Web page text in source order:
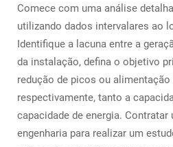
Comece com uma análise
utilizando dados intervalares ao
Identifique a lacuna entre a
da instalação, defina o objetivo
redução de picos ou
respectivamente, tanto a
capacidade de energia. Contratar
engenharia para realizar um